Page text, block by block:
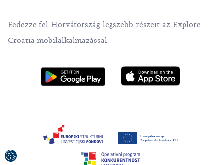
Fedezze fel Horvátország legszebb részeit az Explore
Croatia mobilalkalmazással